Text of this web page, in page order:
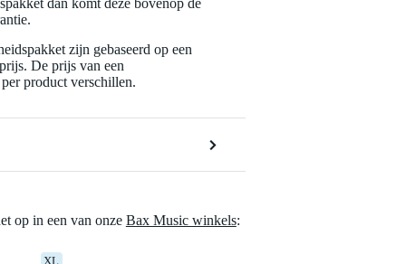
dan komt deze bovenop de
zijn gebaseerd op een
De prijs van een
product verschillen.
op in een van onze Bax Music winkels:
XL